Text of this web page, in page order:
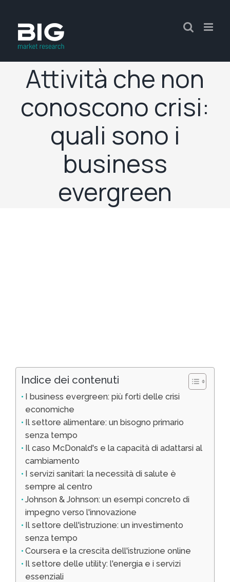
Attività che non
conoscono crisi:
quali sono i
business
evergreen
Indice dei contenuti
I business evergreen: più forti delle crisi
economiche
Il settore alimentare: un bisogno primario
senza tempo
Il caso McDonald's e la capacità di adattarsi al
cambiamento
I servizi sanitari: la necessità di salute è
sempre al centro
Johnson & Johnson: un esempi concreto di
impegno verso l'innovazione
Il settore dell'istruzione: un investimento
senza tempo
Coursera e la crescita dell'istruzione online
Il settore delle utility: l'energia e i servizi
essenziali